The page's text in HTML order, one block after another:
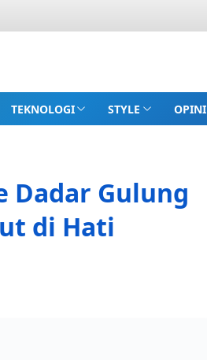
TEKNOLOGI STYLE OPINI
Dadar Gulung
di Hati